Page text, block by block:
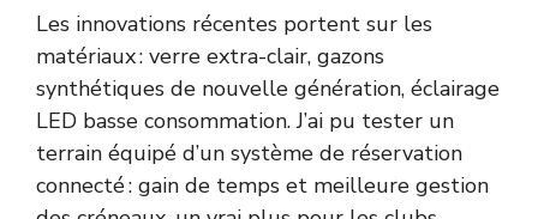
Les innovations récentes portent sur les
matériaux : verre extra-clair, gazons
synthétiques de nouvelle génération, éclairage
LED basse consommation. J’ai pu tester un
terrain équipé d’un système de réservation
connecté : gain de temps et meilleure gestion